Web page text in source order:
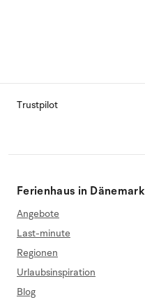
Trustpilot
Ferienhaus in Dänemark
Angebote
Last-minute
Regionen
Urlaubsinspiration
Blog